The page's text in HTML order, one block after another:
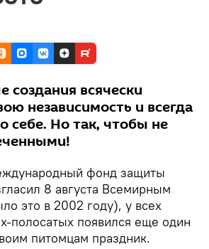
создания всячески
независимость и всегда
себе. Но так, чтобы не
фонд защиты
8 августа Всемирным
это в 2002 году), у всех
полосатых появился еще один
питомцам праздник.